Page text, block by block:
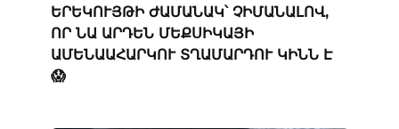
ԵՐԵԿՈՒՅԹԻ ԺԱՄԱՆԱԿ՝ ՉԻՄԱՆԱԼՈՎ,
ՈՐ ՆԱ ԱՐԴԵՆ ՄԵՔՍԻԿԱՅԻ
ԱՄԵՆԱԱՀԱՐԿՈՒ ՏՂԱՄԱՐԴՈՒ ԿԻՆՆ Է
😱